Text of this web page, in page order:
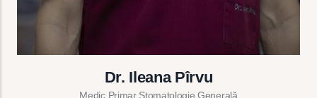
Dr. Ileana Pîrvu
Medic Primar Stomatologie Generală